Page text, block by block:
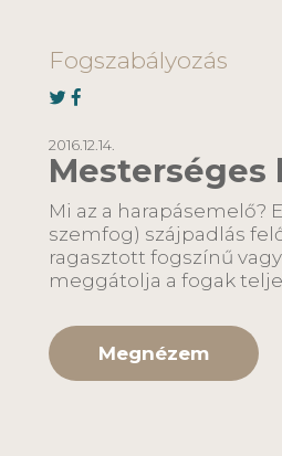
Fogszabályozás
2016.12.14.
Mesterséges
Mi az a harapásemelő?
szemfog) szájpadlás
ragasztott fogszínű
meggátolja a fogak
Megnézem